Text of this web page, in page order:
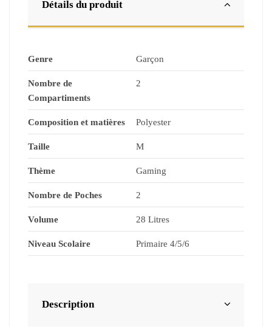
Détails du produit
Genre Garçon
Nombre de
Compartiments
2
Composition et matières Polyester
Taille M
Thème Gaming
Nombre de Poches 2
Volume 28 Litres
Niveau Scolaire Primaire 4/5/6
Description